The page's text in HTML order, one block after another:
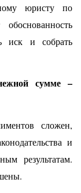
юристу по
иск и собрать
сумме –
сложен,
и
результатам.